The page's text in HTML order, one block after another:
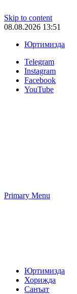
Skip to content
08.08.2026 13:51
Юртимизда
Telegram
Instagram
Facebook
YouTube
Primary Menu
Юртимизда
Хорижда
Санъат